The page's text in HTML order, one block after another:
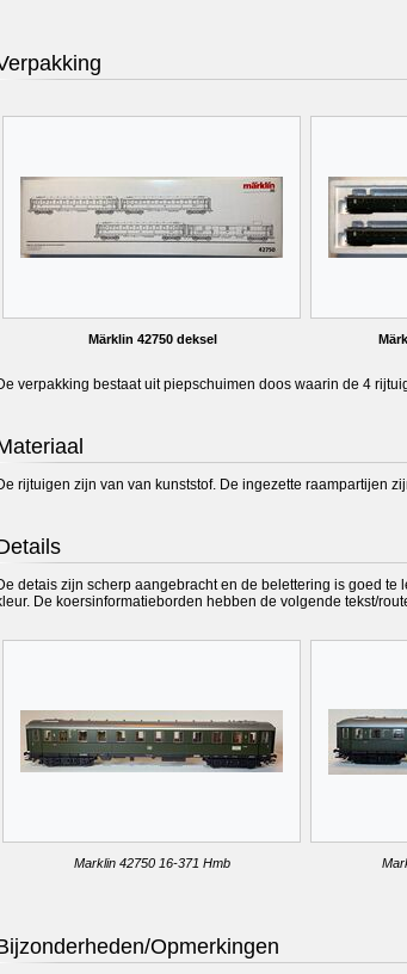
Märklin 42750 deksel
verpakking bestaat uit piepschuimen doos waarin de 4
rijtuigen zijn van van kunststof. De ingezette raampartijen
detais zijn scherp aangebracht en de belettering is goed
De koersinformatieborden hebben de volgende tekst/
Marklin 42750 16-371 Hmb
Opmerkingen